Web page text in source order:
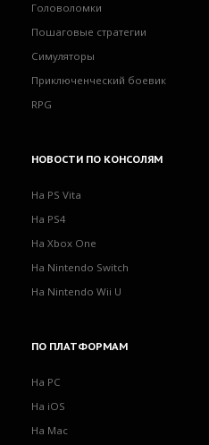
Головоломки
Пошаговые стратегии
Симуляторы
Приключенческий боевик
RPG
НОВОСТИ ПО КОНСОЛЯМ
На PS Vita
На PS4
На Xbox One
На Nintendo Switch
На Nintendo Wii U
ПО ПЛАТФОРМАМ
На PC
На iOS
На Mac